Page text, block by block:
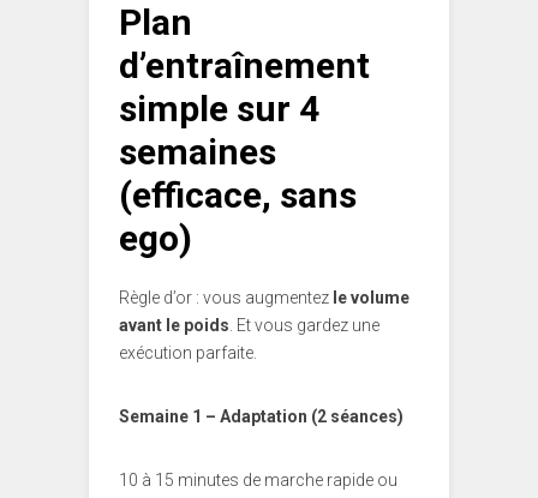
Plan
d’entraînement
simple sur 4
semaines
(efficace, sans
ego)
Règle d’or : vous augmentez le volume
avant le poids . Et vous gardez une
exécution parfaite.
Semaine 1 – Adaptation (2 séances)
10 à 15 minutes de marche rapide ou